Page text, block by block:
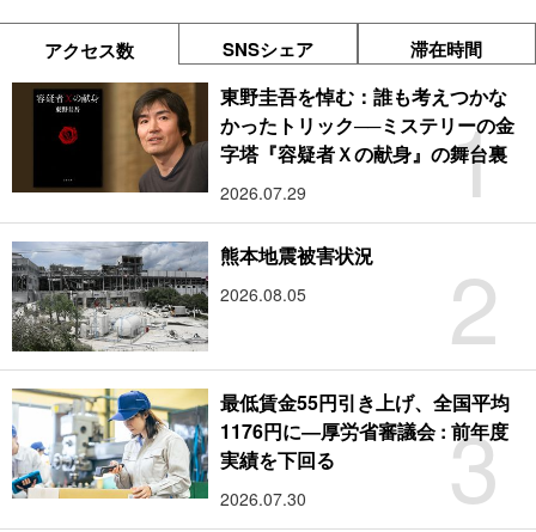
アクセス数 SNSシェア 滞在時間
1
東野圭吾を悼む：誰も考えつかな
かったトリック──ミステリーの金
字塔『容疑者Ｘの献身』の舞台裏
2026.07.29
2
熊本地震被害状況
2026.08.05
3
最低賃金55円引き上げ、全国平均
1176円に―厚労省審議会 : 前年度
実績を下回る
2026.07.30